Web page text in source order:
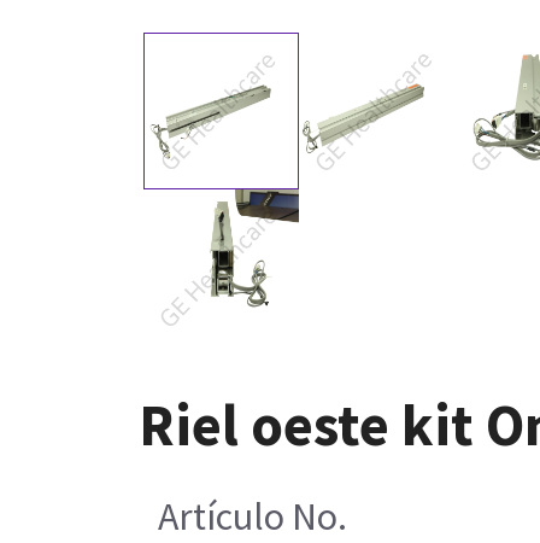
Riel oeste kit
Artículo No.